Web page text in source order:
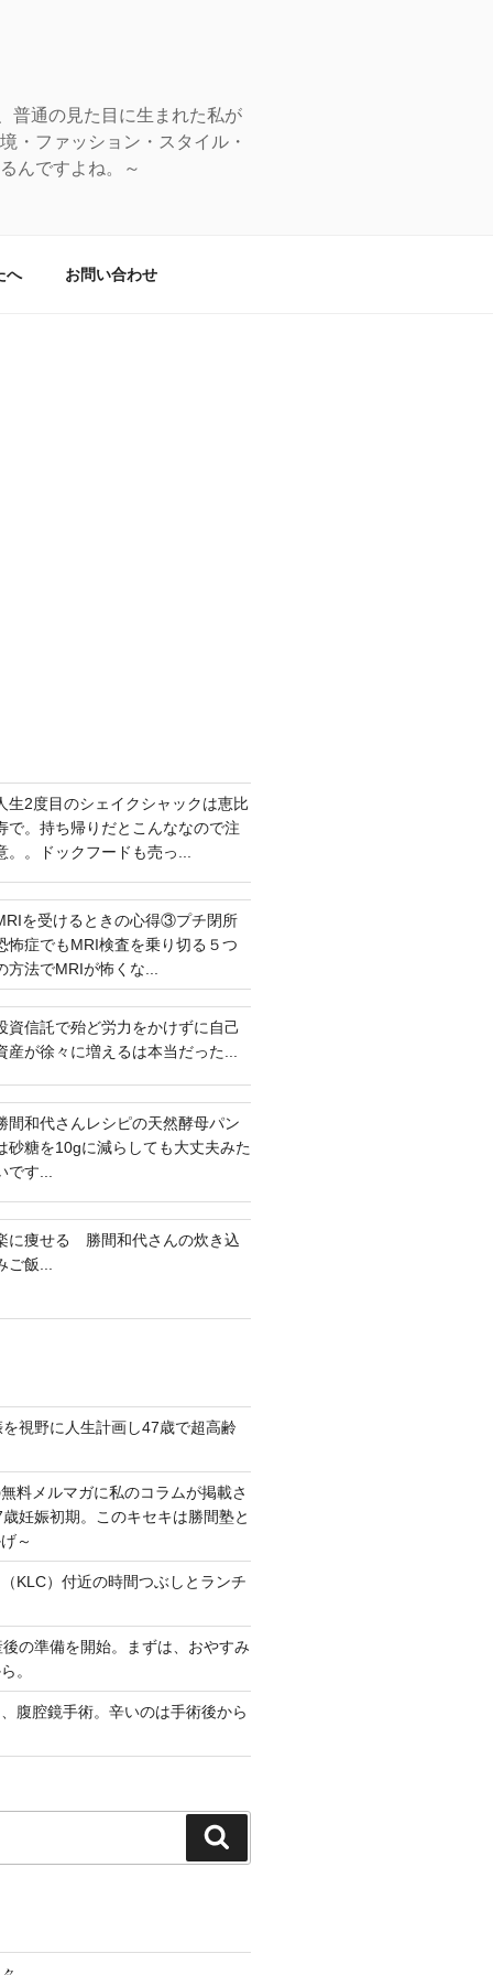
普通の見た目に生まれた私が
・ファッション・スタイル・
んですよね。～
へ お問い合わせ
生2度目のシェイクシャックは恵比
で。持ち帰りだとこんななので注
。。ドックフードも売っ...
を受けるときの心得③プチ閉所
怖症でもMRI検査を乗り切る５つ
方法でMRIが怖くな...
資信託で殆ど労力をかけずに自己
産が徐々に増えるは本当だった...
間和代さんレシピの天然酵母パン
砂糖を10gに減らしても大丈夫みた
です...
に痩せる 勝間和代さんの炊き込
ご飯...
視野に人生計画し47歳で超高齢
料メルマガに私のコラムが掲載さ
妊娠初期。このキセキは勝間塾と
～
KLC）付近の時間つぶしとランチ
の準備を開始。まずは、おやすみ
。
腹腔鏡手術。辛いのは手術後から
索